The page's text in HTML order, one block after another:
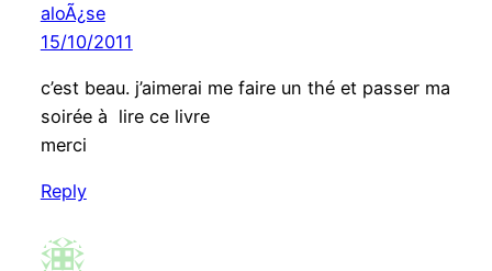
aloÃ¿se
15/10/2011
c’est beau. j’aimerai me faire un thé et passer ma
soirée à lire ce livre
merci
Reply